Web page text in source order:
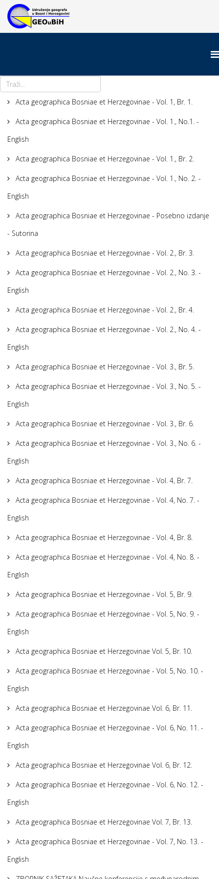
Acta geographica Bosniae et Herzegovinae - Vol. 1, Br. 1.
Acta geographica Bosniae et Herzegovinae - Vol. 1., No.1. -
English
Acta geographica Bosniae et Herzegovinae - Vol. 1., Br. 2.
Acta geographica Bosniae et Herzegovinae - Vol. 1., No. 2. -
English
Acta geographica Bosniae et Herzegovinae - Posebno izdanje
- Sutorina
Acta geographica Bosniae et Herzegovinae - Vol. 2., Br. 3.
Acta geographica Bosniae et Herzegovinae - Vol. 2., No. 3. -
English
Acta geographica Bosniae et Herzegovinae - Vol. 2., Br. 4.
Acta geographica Bosniae et Herzegovinae - Vol. 2., No. 4. -
English
Acta geographica Bosniae et Herzegovinae - Vol. 3., Br. 5.
Acta geographica Bosniae et Herzegovinae - Vol. 3., No. 5. -
English
Acta geographica Bosniae et Herzegovinae - Vol. 3., Br. 6.
Acta geographica Bosniae et Herzegovinae - Vol. 3., No. 6. -
English
Acta geographica Bosniae et Herzegovinae - Vol. 4, Br. 7.
Acta geographica Bosniae et Herzegovinae - Vol. 4, No. 7. -
English
Acta geographica Bosniae et Herzegovinae - Vol. 4, Br. 8.
Acta geographica Bosniae et Herzegovinae - Vol. 4, No. 8. -
English
Acta geographica Bosniae et Herzegovinae - Vol. 5, Br. 9.
Acta geographica Bosniae et Herzegovinae - Vol. 5, No. 9. -
English
Acta geographica Bosniae et Herzegovinae Vol. 5, Br. 10.
Acta geographica Bosniae et Herzegovinae - Vol. 5, No. 10. -
English
Acta geographica Bosniae et Herzegovinae Vol. 6, Br. 11.
Acta geographica Bosniae et Herzegovinae - Vol. 6, No. 11. -
English
Acta geographica Bosniae et Herzegovinae Vol. 6, Br. 12.
Acta geographica Bosniae et Herzegovinae - Vol. 6, No. 12. -
English
Acta geographica Bosniae et Herzegovinae Vol. 7, Br. 13.
Acta geographica Bosniae et Herzegovinae - Vol. 7, No. 13. -
English